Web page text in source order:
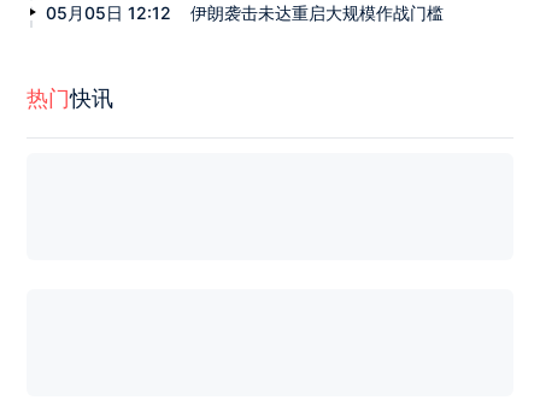
05月05日 12:12 伊朗袭击未达重启大规模作战门槛
热门快讯